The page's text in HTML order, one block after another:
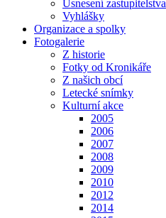
Usnesení zastupitelstva
Vyhlášky
Organizace a spolky
Fotogalerie
Z historie
Fotky od Kronikáře
Z našich obcí
Letecké snímky
Kulturní akce
2005
2006
2007
2008
2009
2010
2012
2014